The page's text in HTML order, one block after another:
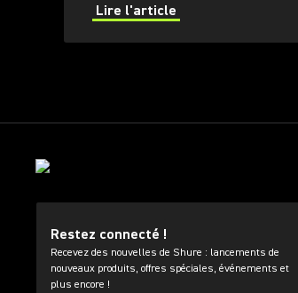
followers to prove it.
Lire l'article
Restez connecté !
Recevez des nouvelles de Shure : lancements de
nouveaux produits, offres spéciales, événements et
plus encore !